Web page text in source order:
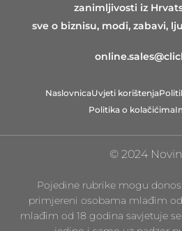
zanimljivosti iz
sve o biznisu, modi, zabavi,
NaslovnicaUvjeti korištenja
Politika o kolačićima
© 2024
Pojedine rubrike mogu
primjereni osobama mlađim
mlađim od 18 godina savjetuje